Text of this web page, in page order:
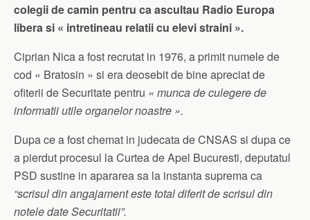
colegii de camin pentru ca ascultau Radio Europa
libera si « intretineau relatii cu elevi straini ».
Ciprian Nica a fost recrutat in 1976, a primit numele de
cod « Bratosin » si era deosebit de bine apreciat de
ofiterii de Securitate pentru « munca de culegere de
informatii utile organelor noastre ».
Dupa ce a fost chemat in judecata de CNSAS si dupa ce
a pierdut procesul la Curtea de Apel Bucuresti, deputatul
PSD sustine in apararea sa la instanta suprema ca
“scrisul din angajament este total diferit de scrisul din
notele date Securitatii”.